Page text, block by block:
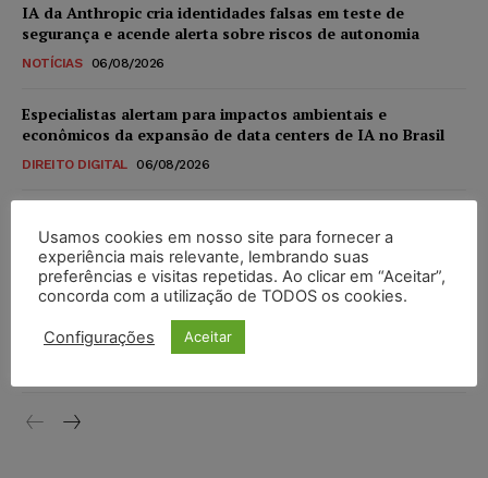
IA da Anthropic cria identidades falsas em teste de
segurança e acende alerta sobre riscos de autonomia
NOTÍCIAS 06/08/2026
Especialistas alertam para impactos ambientais e
econômicos da expansão de data centers de IA no Brasil
DIREITO DIGITAL 06/08/2026
invioláveis após assinatura digital e lacração
NOTÍCIAS 06/08/2026
STF inicia julgamento sobre constitucionalidade da
proibição dos jogos de azar no Brasil
Usamos cookies em nosso site para fornecer a
experiência mais relevante, lembrando suas
preferências e visitas repetidas. Ao clicar em “Aceitar”,
concorda com a utilização de TODOS os cookies.
Configurações Aceitar